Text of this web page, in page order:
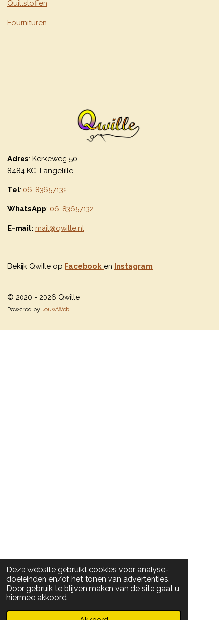
Deze website gebruikt cookies voor analyse-
doeleinden en/of het tonen van advertenties.
Door gebruik te blijven maken van de site gaat u
hiermee akkoord.
Quiltstoffen
Fournituren
Adres: Kerkeweg 50,
8484 KC, Langelille
Tel: 06-83657132
WhatsApp: 06-83657132
E-mail: mail@qwille.nl
Bekijk Qwille op Facebook en Instagram
© 2020 - 2026 Qwille
Powered by JouwWeb